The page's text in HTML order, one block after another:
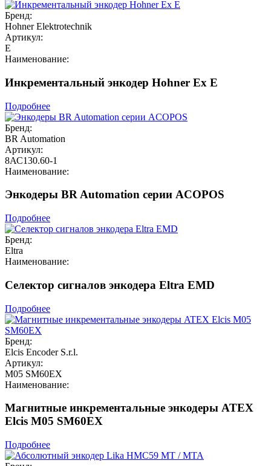
Бренд:
Hohner Elektrotechnik
Артикул:
E
Наименование:
Инкрементальный энкодер Hohner Ex E
Подробнее
Бренд:
BR Automation
Артикул:
8АС130.60-1
Наименование:
Энкодеры BR Automation серии ACOPOS
Подробнее
Бренд:
Eltra
Наименование:
Селектор сигналов энкодера Eltra EMD
Подробнее
Бренд:
Elcis Encoder S.r.l.
Артикул:
M05 SM60EX
Наименование:
Магнитные инкрементальные энкодеры ATEX
Elcis M05 SM60EX
Подробнее